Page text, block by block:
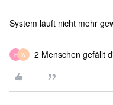
System läuft nicht mehr
H W 2 Menschen gefällt